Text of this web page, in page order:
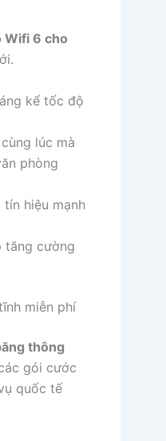
Wifi 6 cho
kể tốc độ
lúc mà
phòng
tín hiệu mạnh
tăng cường
miễn phí
thông
gói cước
quốc tế